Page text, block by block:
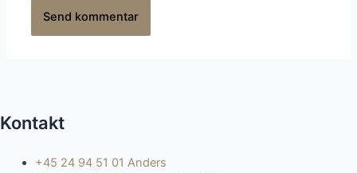
Kontakt
+45 24 94 51 01 Anders